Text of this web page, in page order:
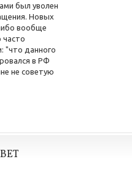
был уволен
Новых
вообще
часто
"что данного
в РФ
не советую